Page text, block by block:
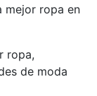
mejor ropa en
ropa,
de moda